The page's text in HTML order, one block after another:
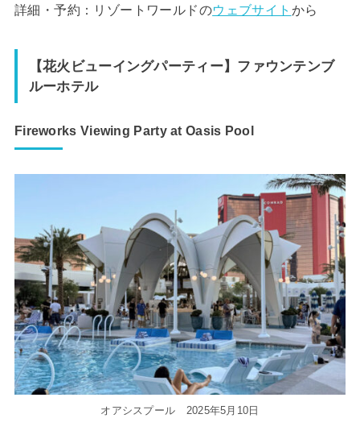
詳細・予約：リゾートワールドのウェブサイト から
【花火ビューイングパーティー】ファウンテンブ
ルーホテル
Fireworks Viewing Party at Oasis Pool
オアシスプール 2025年5月10日